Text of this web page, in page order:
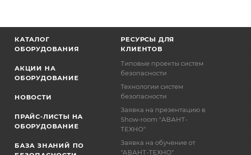
КАТАЛОГ
ОБОРУДОВАНИЯ
АКЦИИ НА
ОБОРУДОВАНИЕ
НОВОСТИ
ПРАЙС-ЛИСТЫ НА
ОБОРУДОВАНИЕ
БАЗА ЗНАНИЙ ПО
РЕСУРСЫ ДЛЯ
КЛИЕНТОВ
Типовые проекты систем
безопасности
Технологии систем
безопасности
Заявка на презентацию в
Show-room "АВАНТ-
ТЕХНО"
Заявка на обучение от
"АВАНТ-ТЕХНО"